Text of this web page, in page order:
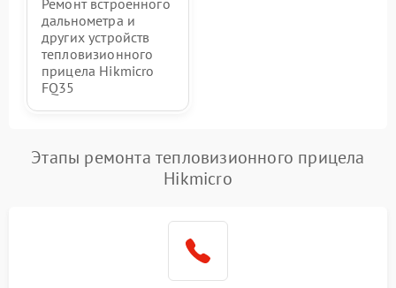
дальнометра и
других устройств
тепловизионного
прицела Hikmicro
FQ35
Этапы ремонта тепловизионного прицела
Hikmicro